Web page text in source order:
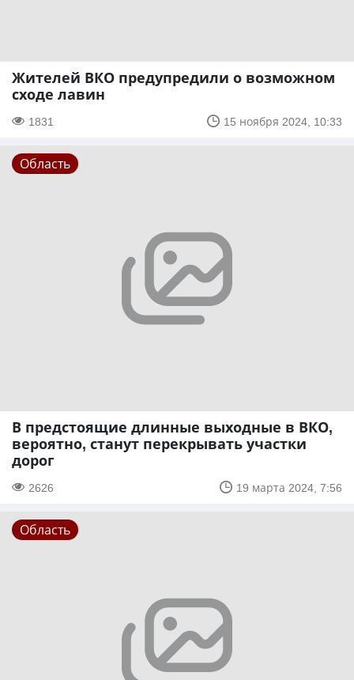
Жителей ВКО предупредили о возможном
сходе лавин
1831 15 ноября 2024, 10:33
Область
В предстоящие длинные выходные в ВКО,
вероятно, станут перекрывать участки
дорог
2626 19 марта 2024, 7:56
Область